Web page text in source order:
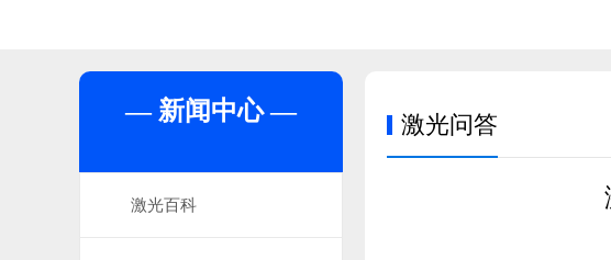
— 新闻中心 —
激光百科
激光问答